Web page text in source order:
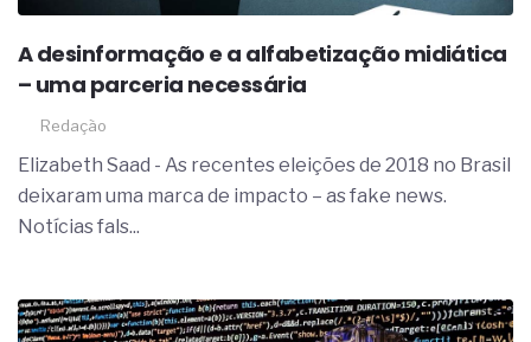
A desinformação e a alfabetização midiática
– uma parceria necessária
Redação
Elizabeth Saad - As recentes eleições de 2018 no Brasil
deixaram uma marca de impacto – as fake news.
Notícias fals...